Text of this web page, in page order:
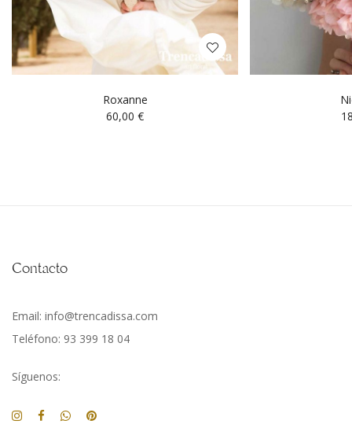
Roxanne
60,00 €
Contacto
Email: info@trencadissa.com
Teléfono: 93 399 18 04
Síguenos: